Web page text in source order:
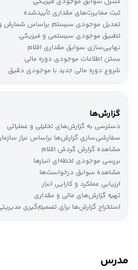
ثبت مغایرت‌های مقداری تأییدشده
تعدیل موجودی سیستم براساس شمارش
تطبیق موجودی سیستمی و فیزیکی
نهایی‌سازی سوابق مقداری اقلام
بستن اطلاعات موجودی دوره مالی
شروع دوره مالی جدید با موجودی دقیق
گزارش‌ها
دسترسی به گزارش‌های تحلیلی و عملیاتی
سفارشی‌سازی گزارش‌ها براساس نیاز
مشاهده گزارش گردش اقلام
بررسی موجودی لحظه‌ای انبارها
مشاهده سوابق درخواست‌ها
ارزیابی عملکرد و کارایی انبار
تهیه گزارش‌های مالی و مقداری
استخراج گزارش‌ها برای تصمیم‌گیری
مدرس